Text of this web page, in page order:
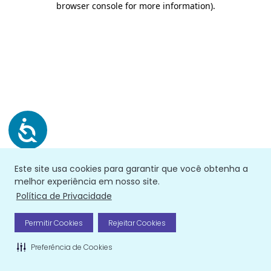
Este site usa cookies para garantir que você obtenha a
melhor experiência em nosso site.
Política de Privacidade
Permitir Cookies Rejeitar Cookies
Preferência de Cookies
browser console for more information).